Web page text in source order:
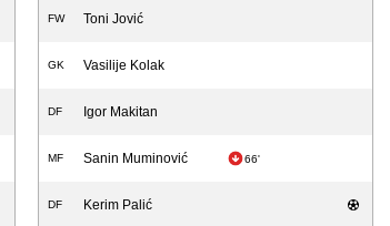
FW Toni Jović
GK Vasilije Kolak
DF Igor Makitan
MF Sanin Muminović 66'
DF Kerim Palić